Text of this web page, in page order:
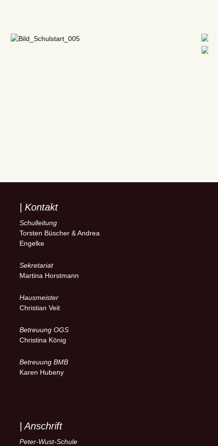
| Kontakt
Schulleitung
Torsten Büscher & Andrea
Engelke
Sekretariat
Martina Horstmann
Hausmeister
Christian Veit
Betreuung OGS
Christina König
Betreuung BMB
Karen Hubeny
| Anschrift
Peter-Wust-Schule